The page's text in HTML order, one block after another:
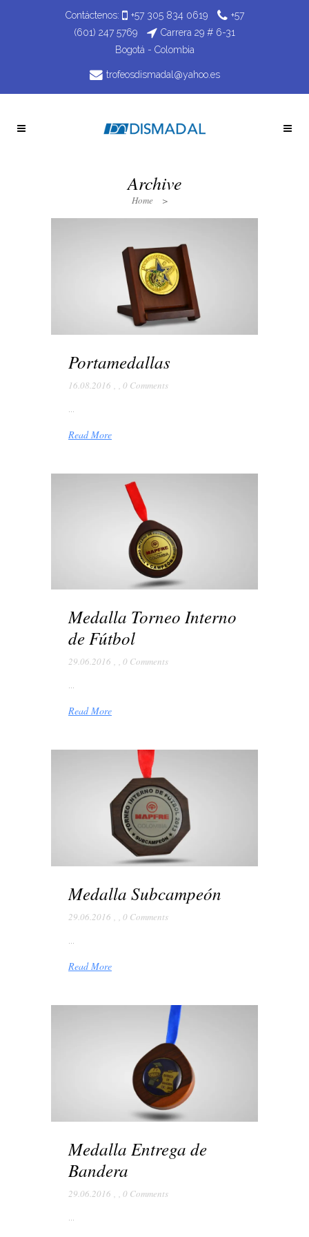
Contáctenos: +57 305 834 0619
+57
(601) 247 5769
Carrera 29 # 6-31
Bogotá - Colombia
trofeosdismadal@yahoo.es
Archive
Home >
Portamedallas
16.08.2016 , , 0 Comments
Read More
Medalla Torneo Interno
de Fútbol
29.06.2016 , , 0 Comments
...
Read More
Medalla Subcampeón
29.06.2016 , , 0 Comments
...
Read More
Medalla Entrega de
Bandera
29.06.2016 , , 0 Comments